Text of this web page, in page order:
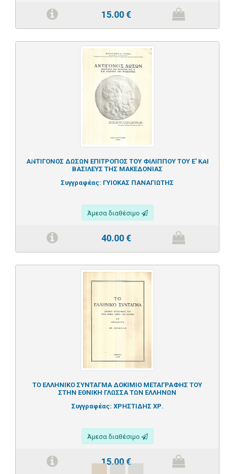
15.00€
ΑΝΤΙΓΟΝΟΣ ΔΩΣΩΝ ΕΠΙΤΡΟΠΟΣ ΤΟΥ ΦΙΛΙΠΠΟΥ ΤΟΥ Ε' ΚΑΙ
ΒΑΣΙΛΕΥΣ ΤΗΣ ΜΑΚΕΔΟΝΙΑΣ
Συγγραφέας: ΓΥΙΟΚΑΣ ΠΑΝΑΓΙΩΤΗΣ
Άμεσα διαθέσιμο
40.00€
ΤΟ ΕΛΛΗΝΙΚΟ ΣΥΝΤΑΓΜΑ ΔΟΚΙΜΙΟ ΜΕΤΑΓΡΑΦΗΣ ΤΟΥ
ΣΤΗΝ ΕΘΝΙΚΗ ΓΛΩΣΣΑ ΤΩΝ ΕΛΛΗΝΩΝ
Συγγραφέας: ΧΡΗΣΤΙΔΗΣ ΧΡ.
Άμεσα διαθέσιμο
15.00€
Previous Next